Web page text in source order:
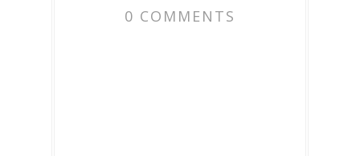
0 COMMENTS